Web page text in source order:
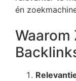
én
Waarom